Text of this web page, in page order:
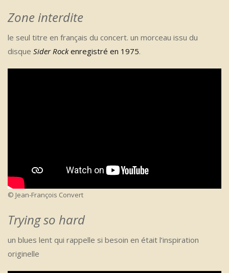
Zone interdite
le seul titre en français du concert. un morceau issu du
disque Sider Rockenregistré en 1975.
© Jean-François Convert
Trying so hard
un blues lent qui rappelle si besoin en était l’inspiration
originelle